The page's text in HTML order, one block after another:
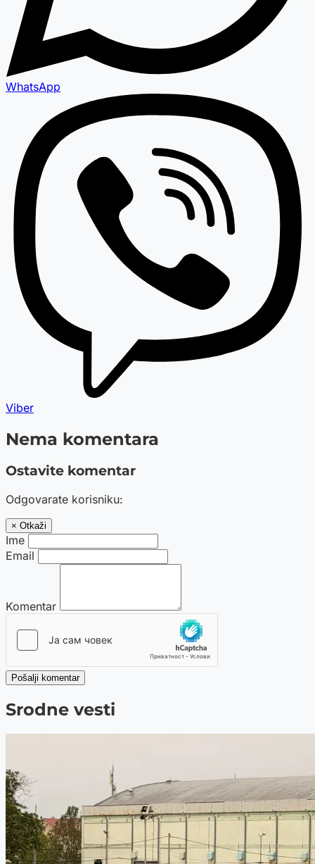
WhatsApp
Viber
Nema komentara
Ostavite komentar
Odgovarate korisniku:
× Otkaži
Ime
Email
Komentar
Pošalji komentar
Srodne vesti